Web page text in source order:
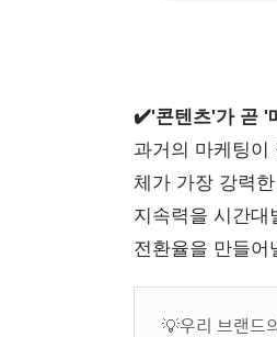
✔️'콘텐츠'가 곧 '
과거의 마케팅이
체가 가장 강력
지속력을 시간대
전환율을 만들어
💡우리 브랜드